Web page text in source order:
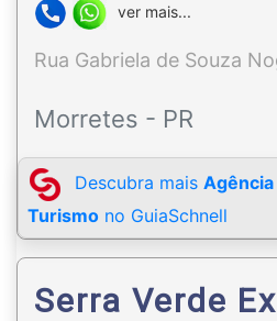
ver mais...
Rua Gabriela de Souza
Morretes - PR
Descubra mais
Turismo no GuiaSchnell
Serra Verde